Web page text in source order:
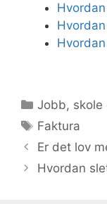
Kategorier
Jobb, skole
Stikkord
Faktura
Er det lov
Hvordan